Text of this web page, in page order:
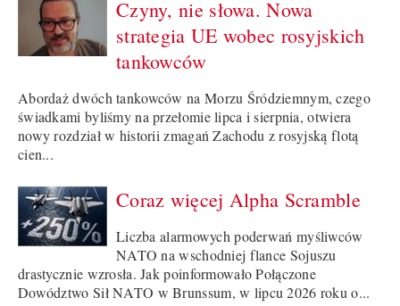
Czyny, nie słowa. Nowa
strategia UE wobec rosyjskich
tankowców
Abordaż dwóch tankowców na Morzu Śródziemnym, czego
świadkami byliśmy na przełomie lipca i sierpnia, otwiera
nowy rozdział w historii zmagań Zachodu z rosyjską flotą
cien...
Coraz więcej Alpha Scramble
Liczba alarmowych poderwań myśliwców
NATO na wschodniej flance Sojuszu
drastycznie wzrosła. Jak poinformowało Połączone
Dowództwo Sił NATO w Brunssum, w lipcu 2026 roku o...